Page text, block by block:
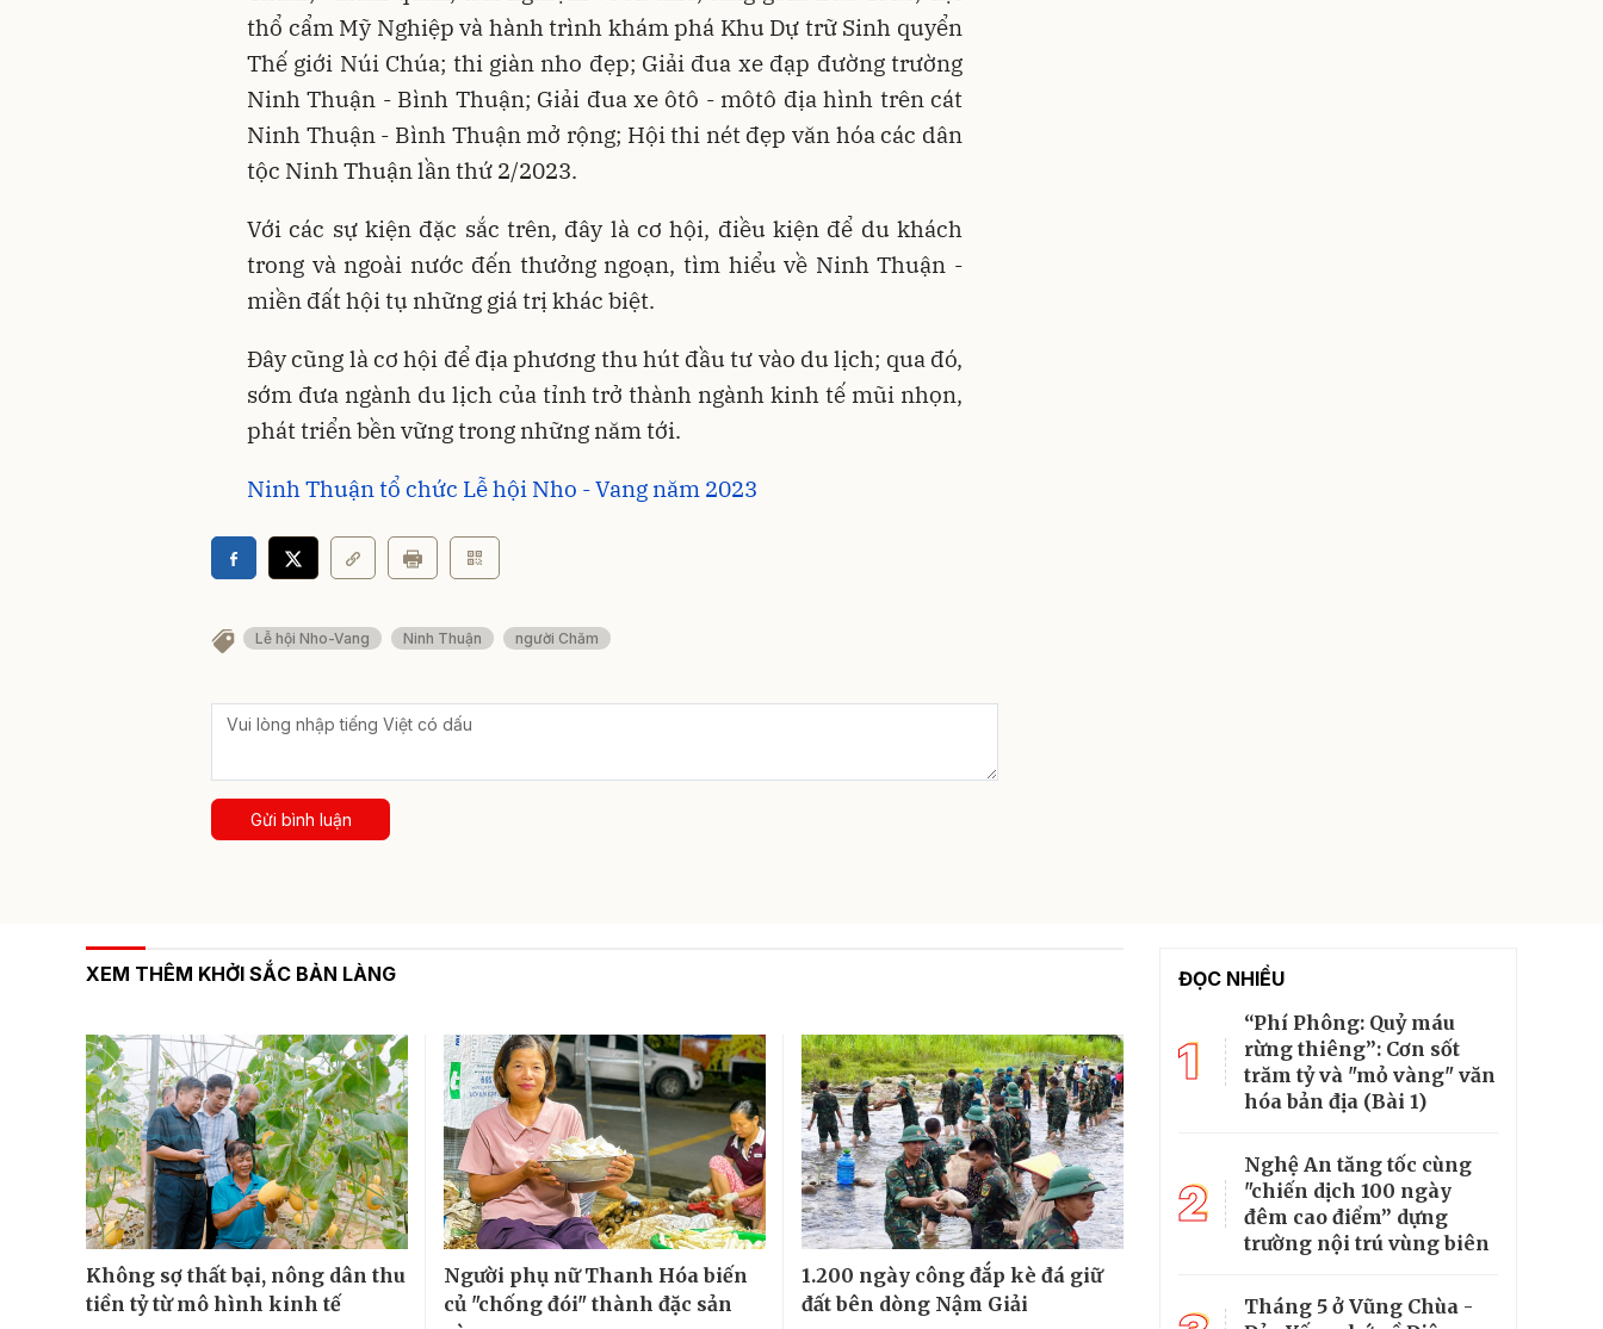
thổ cẩm Mỹ Nghiệp và hành trình khám phá Khu Dự trữ Sinh quyển
Thế giới Núi Chúa; thi giàn nho đẹp; Giải đua xe đạp đường trường
Ninh Thuận - Bình Thuận; Giải đua xe ôtô - môtô địa hình trên cát
Ninh Thuận - Bình Thuận mở rộng; Hội thi nét đẹp văn hóa các dân
tộc Ninh Thuận lần thứ 2/2023.
Với các sự kiện đặc sắc trên, đây là cơ hội, điều kiện để du khách
trong và ngoài nước đến thưởng ngoạn, tìm hiểu về Ninh Thuận -
miền đất hội tụ những giá trị khác biệt.
Đây cũng là cơ hội để địa phương thu hút đầu tư vào du lịch; qua đó,
sớm đưa ngành du lịch của tỉnh trở thành ngành kinh tế mũi nhọn,
phát triển bền vững trong những năm tới.
Ninh Thuận tổ chức Lễ hội Nho - Vang năm 2023
Lễ hội Nho-Vang Ninh Thuận người Chăm
Gửi bình luận
XEM THÊM KHỞI SẮC BẢN LÀNG
Không sợ thất bại, nông dân thu
tiền tỷ từ mô hình kinh tế
Người phụ nữ Thanh Hóa biến
củ "chống đói" thành đặc sản
1.200 ngày công đắp kè đá giữ
đất bên dòng Nậm Giải
ĐỌC NHIỀU
1
“Phí Phông: Quỷ máu
rừng thiêng”: Cơn sốt
trăm tỷ và "mỏ vàng" văn
hóa bản địa (Bài 1)
2
Nghệ An tăng tốc cùng
"chiến dịch 100 ngày
đêm cao điểm” dựng
trường nội trú vùng biên
Tháng 5 ở Vũng Chùa -